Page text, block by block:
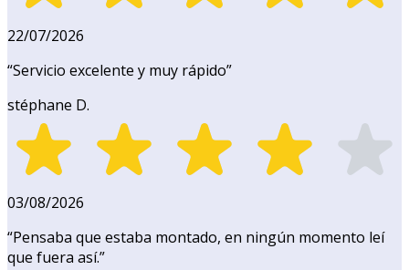
22/07/2026
“Servicio excelente y muy rápido”
stéphane D.
03/08/2026
“Pensaba que estaba montado, en ningún momento leí
que fuera así.”